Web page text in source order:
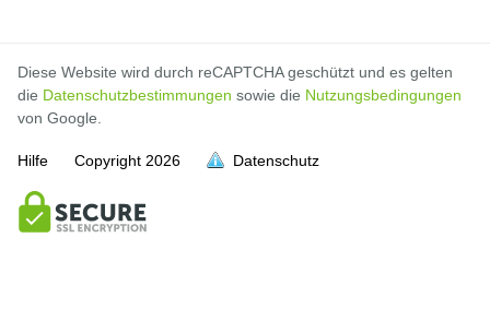
Diese Website wird durch reCAPTCHA geschützt und es gelten
die Datenschutzbestimmungen sowie die Nutzungsbedingungen
von Google.
Hilfe Copyright 2026 Datenschutz